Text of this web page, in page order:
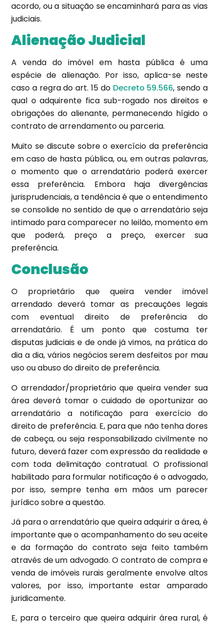
acordo, ou a situação se encaminhará para as vias
judiciais.
Alienação Judicial
A venda do imóvel em hasta pública é uma
espécie de alienação. Por isso, aplica-se neste
caso a regra do art. 15 do Decreto 59.566, sendo a
qual o adquirente fica sub-rogado nos direitos e
obrigações do alienante, permanecendo hígido o
contrato de arrendamento ou parceria.
Muito se discute sobre o exercício da preferência
em caso de hasta pública, ou, em outras palavras,
o momento que o arrendatário poderá exercer
essa preferência. Embora haja divergências
jurisprudenciais, a tendência é que o entendimento
se consolide no sentido de que o arrendatário seja
intimado para comparecer no leilão, momento em
que poderá, preço a preço, exercer sua
preferência.
Conclusão
O proprietário que queira vender imóvel
arrendado deverá tomar as precauções legais
com eventual direito de preferência do
arrendatário. É um ponto que costuma ter
disputas judiciais e de onde já vimos, na prática do
dia a dia, vários negócios serem desfeitos por mau
uso ou abuso do direito de preferência.
O arrendador/proprietário que queira vender sua
área deverá tomar o cuidado de oportunizar ao
arrendatário a notificação para exercício do
direito de preferência. E, para que não tenha dores
de cabeça, ou seja responsabilizado civilmente no
futuro, deverá fazer com expressão da realidade e
com toda delimitação contratual. O profissional
habilitado para formular notificação é o advogado,
por isso, sempre tenha em mãos um parecer
jurídico sobre a questão.
Já para o arrendatário que queira adquirir a área, é
importante que o acompanhamento do seu aceite
e da formação do contrato seja feito também
através de um advogado. O contrato de compra e
venda de imóveis rurais geralmente envolve altos
valores, por isso, importante estar amparado
juridicamente.
E, para o terceiro que queira adquirir área rural, é